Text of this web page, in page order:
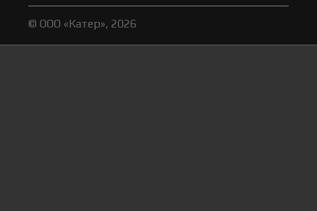
© ООО «Катер», 2026